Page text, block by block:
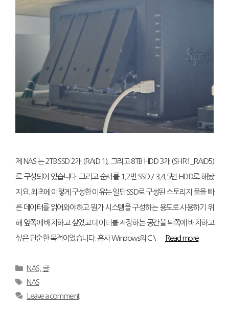
제 NAS 는 2TB SSD 2개 (RAID 1), 그리고 8TB HDD 3개 (SHR1_RAID5)
로 구성되어 있습니다. 그리고 순서를 1,2번 SSD / 3,4,5번 HDD로 해놨
지요. 최초에 이렇게 구성한 이유는 일단 SSD로 구성된 스토리지 풀을 빠
른 데이터를 읽어와야하고 뭔가 시스템을 구성하는 용도로 사용하기 위
해 앞쪽에 배치하고 싶었고 데이터를 저장하는 공간을 뒤쪽에 배치하고
싶은 단순한 목적이었습니다. 흡사 Windows의 C:\ … Read more
Categories
NAS, 글
Tags
NAS
Leave a comment